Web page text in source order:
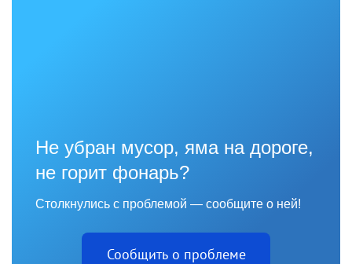
Не убран мусор, яма на дороге,
не горит фонарь?
Столкнулись с проблемой — сообщите о ней!
Сообщить о проблеме